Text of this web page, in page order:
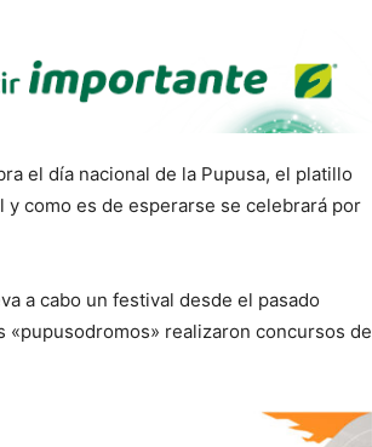
el día nacional de la Pupusa, el platillo
como es de esperarse se celebrará por
a cabo un festival desde el pasado
«pupusodromos» realizaron concursos de